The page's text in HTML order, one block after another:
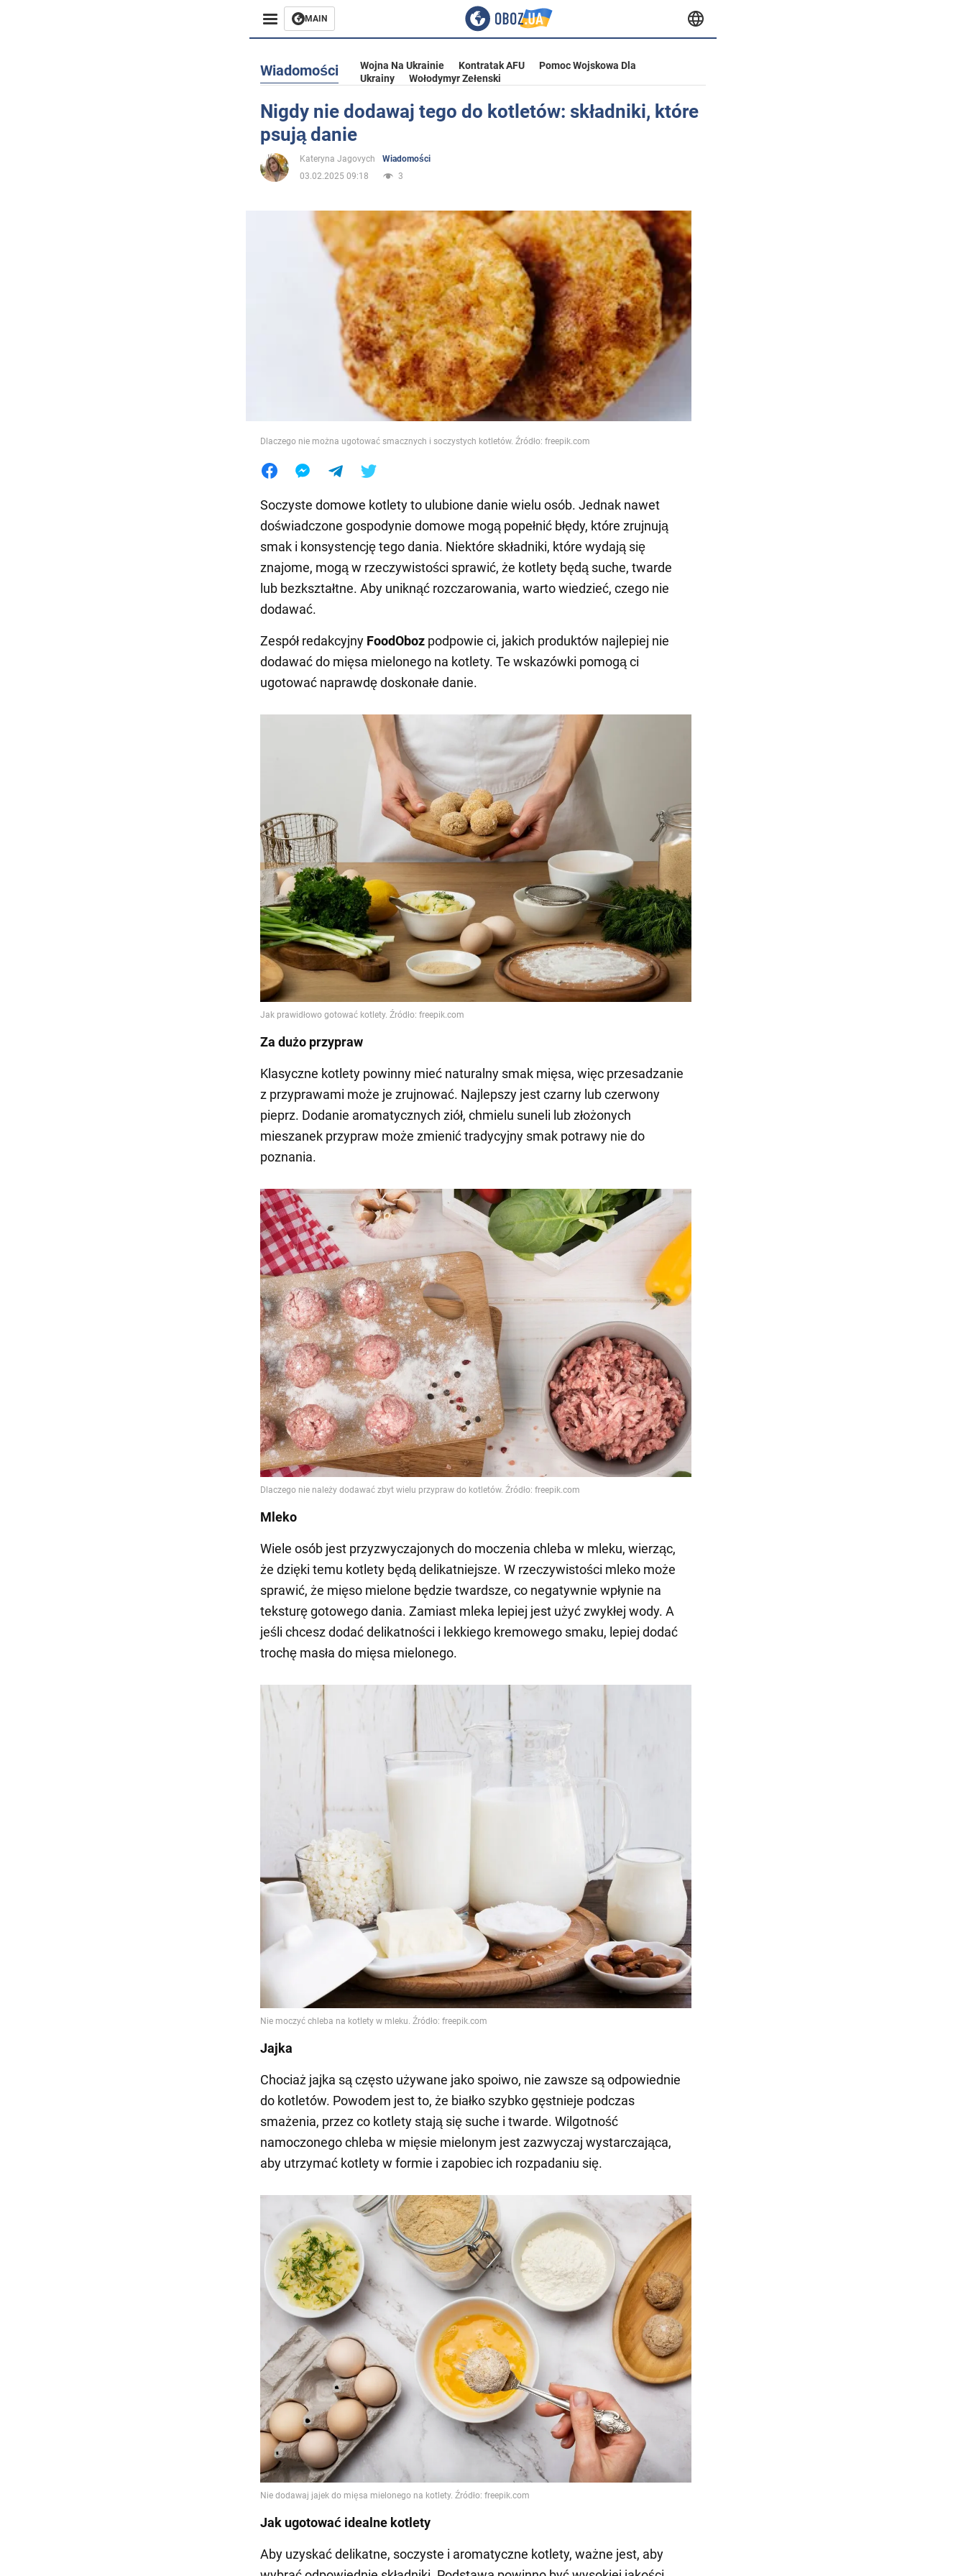
MAIN
Rozrywka
Życie
Społeczeństwo
Wojna na Ukrainie
Wiadomości Wojna Na Ukrainie Kontratak AFU
Pomoc Wojskowa Dla
Ukrainy
Wołodymyr Zełenski
Nigdy nie dodawaj tego do kotletów: składniki, które
psują danie
Kateryna Jagovych
Wiadomości
03.02.2025 09:18
3
Dlaczego nie można ugotować smacznych i soczystych kotletów. Źródło: freepik.com
Soczyste domowe kotlety to ulubione danie wielu osób. Jednak nawet
doświadczone gospodynie domowe mogą popełnić błędy, które zrujnują
smak i konsystencję tego dania. Niektóre składniki, które wydają się
znajome, mogą w rzeczywistości sprawić, że kotlety będą suche, twarde
lub bezkształtne. Aby uniknąć rozczarowania, warto wiedzieć, czego nie
dodawać.
Zespół redakcyjny FoodOboz podpowie ci, jakich produktów najlepiej nie
dodawać do mięsa mielonego na kotlety. Te wskazówki pomogą ci
ugotować naprawdę doskonałe danie.
Za dużo przypraw
Klasyczne kotlety powinny mieć naturalny smak mięsa, więc przesadzanie
z przyprawami może je zrujnować. Najlepszy jest czarny lub czerwony
pieprz. Dodanie aromatycznych ziół, chmielu suneli lub złożonych
mieszanek przypraw może zmienić tradycyjny smak potrawy nie do
poznania.
Mleko
Wiele osób jest przyzwyczajonych do moczenia chleba w mleku, wierząc,
że dzięki temu kotlety będą delikatniejsze. W rzeczywistości mleko może
sprawić, że mięso mielone będzie twardsze, co negatywnie wpłynie na
teksturę gotowego dania. Zamiast mleka lepiej jest użyć zwykłej wody. A
jeśli chcesz dodać delikatności i lekkiego kremowego smaku, lepiej dodać
trochę masła do mięsa mielonego.
Jajka
Chociaż jajka są często używane jako spoiwo, nie zawsze są odpowiednie
do kotletów. Powodem jest to, że białko szybko gęstnieje podczas
smażenia, przez co kotlety stają się suche i twarde. Wilgotność
namoczonego chleba w mięsie mielonym jest zazwyczaj wystarczająca,
aby utrzymać kotlety w formie i zapobiec ich rozpadaniu się.
Jak ugotować idealne kotlety
Aby uzyskać delikatne, soczyste i aromatyczne kotlety, ważne jest, aby